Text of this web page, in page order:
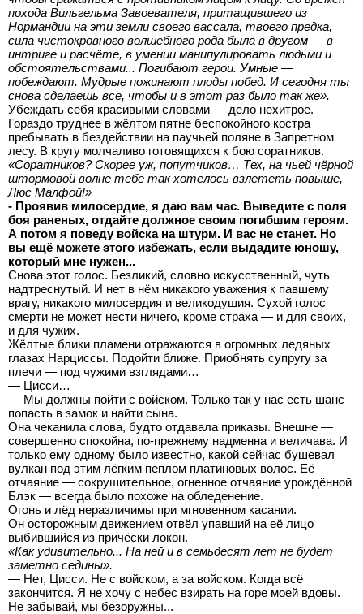
похода Вильгельма Завоевателя, притащившего из
Нормандии на эти земли своего вассала, твоего предка,
сила чистокровного волшебного рода была в другом — в
интриге и расчёте, в умении манипулировать людьми и
обстоятельствами... Погибают герои. Умные —
побеждают. Мудрые пожинают плоды побед. И сегодня ты
снова сделаешь все, чтобы и в этот раз было так же».
Убеждать себя красивыми словами — дело нехитрое.
Гораздо труднее в жёлтом пятне беспокойного костра
пребывать в бездействии на паучьей поляне в Запретном
лесу. В кругу молчаливо готовящихся к бою соратников.
«Соратников? Скорее уж, попутчиков… Тех, на чьей чёрной
штормовой волне тебе так хотелось взлететь повыше,
Люс Малфой!»
- Проявив милосердие, я даю вам час. Выведите с поля
боя раненых, отдайте должное своим погибшим героям.
А потом я поведу войска на штурм. И вас не станет. Но
вы ещё можете этого избежать, если выдадите юношу,
который мне нужен...
Снова этот голос. Безликий, словно искусственный, чуть
надтреснутый. И нет в нём никакого уважения к павшему
врагу, никакого милосердия и великодушия. Сухой голос
смерти не может нести ничего, кроме страха — и для своих,
и для чужих.
Жёлтые блики пламени отражаются в огромных ледяных
глазах Нарциссы. Подойти ближе. Приобнять супругу за
плечи — под чужими взглядами…
— Цисси…
— Мы должны пойти с войском. Только так у нас есть шанс
попасть в замок и найти сына.
Она чеканила слова, будто отдавала приказы. Внешне —
совершенно спокойна, по-прежнему надменна и величава. И
только ему одному было известно, какой сейчас бушевал
вулкан под этим лёгким пеплом платиновых волос. Её
отчаяние — сокрушительное, огненное отчаяние урождённой
Блэк — всегда было похоже на обледенение.
Огонь и лёд неразличимы при мгновенном касании.
Он осторожным движением отвёл упавший на её лицо
выбившийся из причёски локон.
«Как удивительно... На ней и в семьдесят лет не будет
заметно седины».
— Нет, Цисси. Не с войском, а за войском. Когда всё
закончится. Я не хочу с небес взирать на горе моей вдовы.
Не забывай, мы безоружны...